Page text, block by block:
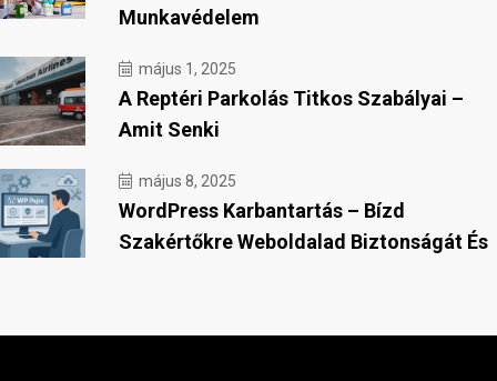
Munkavédelem
május 1, 2025
A Reptéri Parkolás Titkos Szabályai –
Amit Senki
május 8, 2025
WordPress Karbantartás – Bízd
Szakértőkre Weboldalad Biztonságát És